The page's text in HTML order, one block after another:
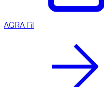
AGRA Fil